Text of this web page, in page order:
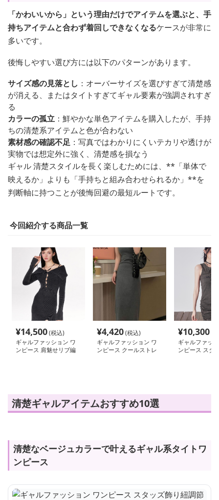
「かわいいから」という理由だけでアイテムを選ぶと、手
持ちアイテムと合わず着回しできなくなるケースが非常に
多いです。
後悔しやすい選び方には以下のパターンがあります。
サイズ感の見落とし ：オーバーサイズを選びすぎて清楚感
が消える、またはタイトすぎてギャル要素が強調されすぎ
る
カラーの孤立 ：鮮やかな単色アイテムを購入したが、手持
ちの清楚系アイテムと色が合わない
素材感の確認不足 ：写真ではわかりにくいテカリや透けが
実物では想定外に強く、清楚感を損なう
ギャル 清楚スタイルを長く楽しむためには、**「単体で
映えるか」よりも「手持ちと組み合わせられるか」**を
判断軸に持つことが後悔回避の最短ルートです。
今回紹介する商品一覧
¥14,500(税込)
ギャルファッション ワ
ンピース 肩魅せリブ編
¥4,420(税込)
ギャルファッション ワ
ンピース クールストレ
¥10,300
ギャルファッ
ンピース スタ
清楚ギャルアイテムおすすめ10選
清楚なベージュカラーで叶えるギャル系タイトワ
ンピース